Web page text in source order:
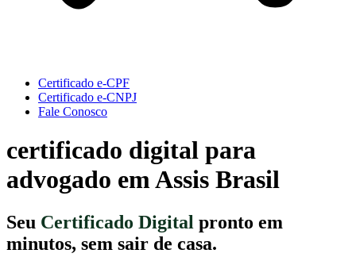
Certificado e-CPF
Certificado e-CNPJ
Fale Conosco
certificado digital para
advogado em Assis Brasil
Seu Certificado Digital pronto em
minutos, sem sair de casa.